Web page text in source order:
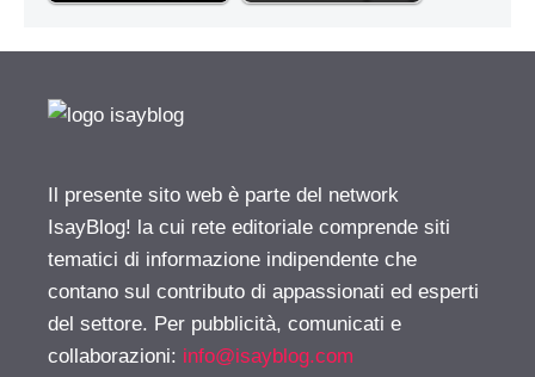
Il presente sito web è parte del network
IsayBlog! la cui rete editoriale comprende siti
tematici di informazione indipendente che
contano sul contributo di appassionati ed esperti
del settore. Per pubblicità, comunicati e
collaborazioni: info@isayblog.com